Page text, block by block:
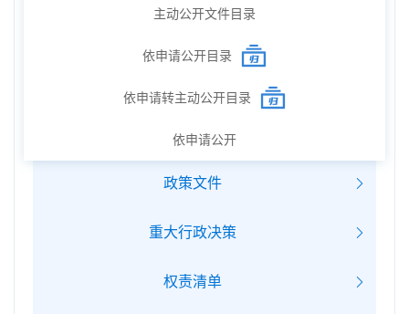
主动公开文件目录
依申请公开目录
依申请转主动公开目录
依申请公开
政策文件
重大行政决策
权责清单